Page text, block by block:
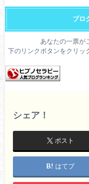
ブロ
あなたの一票が
下のリンクボタンをクリッ
シェア！
ポスト
はてブ